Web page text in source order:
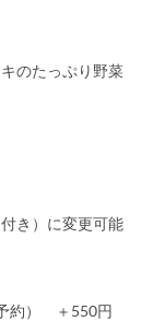
のたっぷり野菜
き）に変更可能
約） ＋550円